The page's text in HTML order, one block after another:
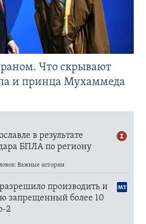
Что скрывают
и принца Мухаммеда